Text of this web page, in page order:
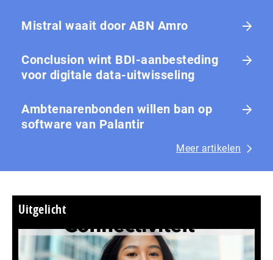
Mistral waait door ABN Amro
Conclusion wint BDI-aanbesteding
voor digitale data-uitwisseling
Ambtenarenbonden willen ban op
software van Palantir
Meer artikelen
Uitgelicht